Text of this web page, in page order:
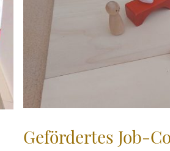
Gefördertes Job-